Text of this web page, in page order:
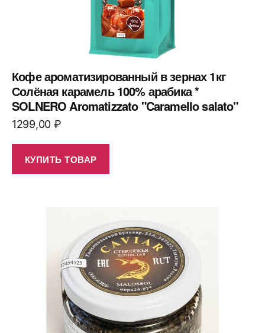
Кофе ароматизированный в зернах 1кг
Солёная карамель 100% арабика *
SOLNERO Aromatizzato "Caramello salato"
1299,00 ₽
КУПИТЬ ТОВАР